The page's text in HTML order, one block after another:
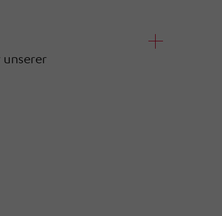
unserer